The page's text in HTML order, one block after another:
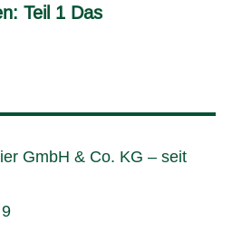
Teil 1 Das
GmbH & Co. KG – seit